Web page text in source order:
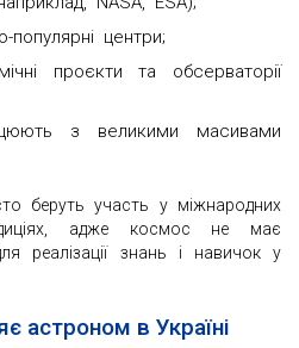
популярні центри;
проєкти та обсерваторії
з великими масивами
беруть участь у міжнародних
адже космос не має
реалізації знань і навичок у
астроном в Україні